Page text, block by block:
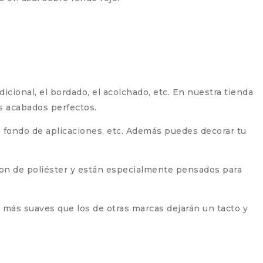
el bordado, el acolchado, etc. En nuestra tienda
perfectos.
de aplicaciones, etc. Además puedes decorar tu
de poliéster y están especialmente pensados para
suaves que los de otras marcas dejarán un tacto y